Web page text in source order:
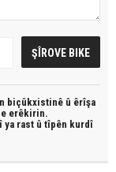
biçûkxistinê û êrîşa
erêkirin.
ya rast û tîpên kurdî